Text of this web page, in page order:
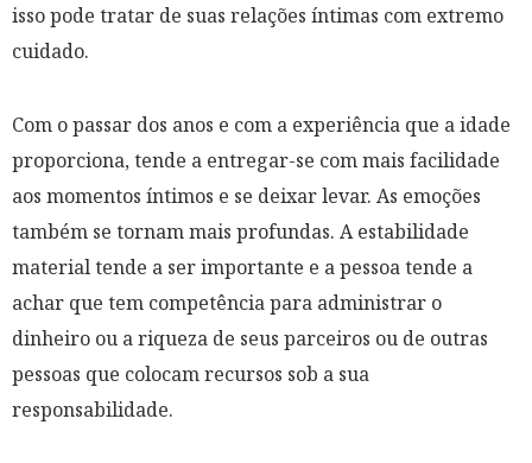
isso pode tratar de suas relações íntimas com extremo
cuidado.
Com o passar dos anos e com a experiência que a idade
proporciona, tende a entregar-se com mais facilidade
aos momentos íntimos e se deixar levar. As emoções
também se tornam mais profundas. A estabilidade
material tende a ser importante e a pessoa tende a
achar que tem competência para administrar o
dinheiro ou a riqueza de seus parceiros ou de outras
pessoas que colocam recursos sob a sua
responsabilidade.